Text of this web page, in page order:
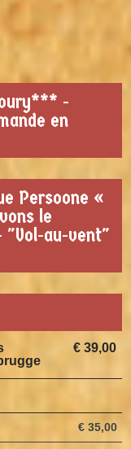
-
en
Persoone «
le
"Vol-au-vent"
€ 39,00
€ 35,00